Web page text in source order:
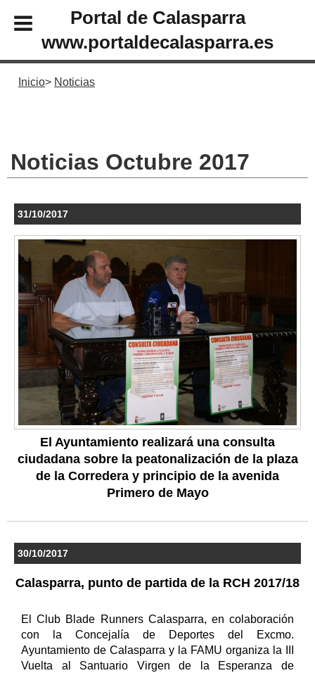
Portal de Calasparra
www.portaldecalasparra.es
Inicio Noticias
Noticias Octubre 2017
31/10/2017
El Ayuntamiento realizará una consulta
ciudadana sobre la peatonalización de la plaza
de la Corredera y principio de la avenida
Primero de Mayo
30/10/2017
Calasparra, punto de partida de la RCH 2017/18
El Club Blade Runners Calasparra, en colaboración
con la Concejalía de Deportes del Excmo.
Ayuntamiento de Calasparra y la FAMU organiza la III
Vuelta al Santuario Virgen de la Esperanza de